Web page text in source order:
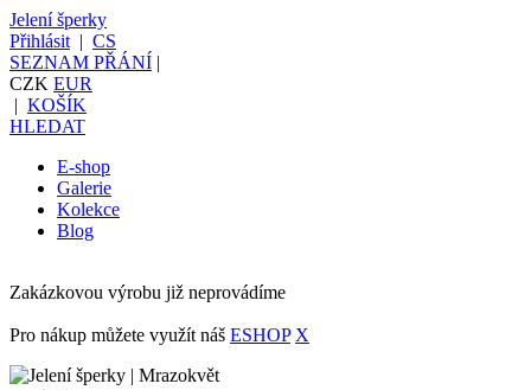
Jelení šperky
Přihlásit | CS
SEZNAM PŘÁNÍ |
CZK EUR
| KOŠÍK
HLEDAT
E-shop
Galerie
Kolekce
Blog
Zakázkovou výrobu již neprovádíme
Pro nákup můžete využít náš ESHOP X